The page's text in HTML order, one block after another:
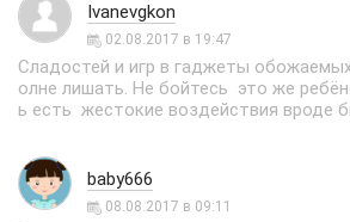
Ivanevgkon
02.08.2017 в 19:47
Сладостей и игр в гаджеты
олне лишать. Не бойтесь это же
ь есть жестокие воздействия вроде
baby666
08.08.2017 в 09:11